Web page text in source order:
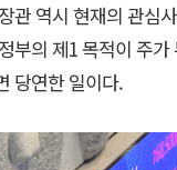
역시 현재의 관심
부의 제1 목적이 주
당연한 일이다.